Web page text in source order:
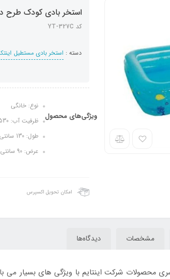
استخر بادی کودک طرح
کد YT-327C
دسته : استخر بادی مستطیل
ویژگی‌های محصول
نوع: خانگی
ظرفیت آب: 530 لیتر
طول: 130 سانتی متر
عرض: 90 سانتی متر
امکان تحویل اکسپرس
مشخصات دیدگاه‌ها
محصولات شرکت اینتایم با ویژگی های بسیار می